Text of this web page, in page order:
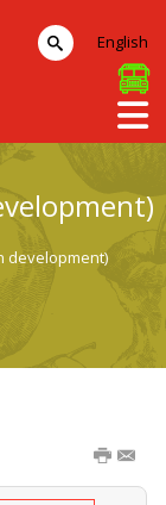
development)
English